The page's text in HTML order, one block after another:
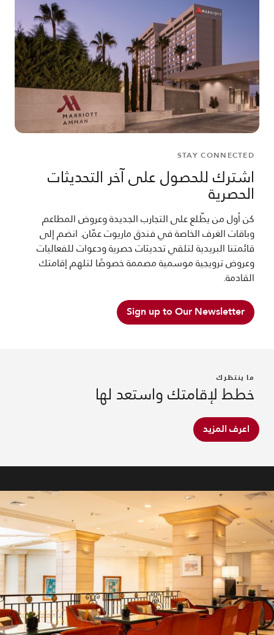
STAY CONNECTED
اشترك للحصول على آخر التحديثات
الحصرية
كن أول من يطّلع على التجارب الجديدة وعروض المطاعم
وباقات الغرف الخاصة في فندق ماريوت عمّان. انضم إلى
قائمتنا البريدية لتلقي تحديثات حصرية ودعوات للفعاليات
وعروض ترويجية موسمية مصممة خصوصًا لتلهم إقامتك
القادمة.
Sign up to Our Newsletter
ما ينتظرك
خطط لإقامتك واستعد لها
اعرف المزيد